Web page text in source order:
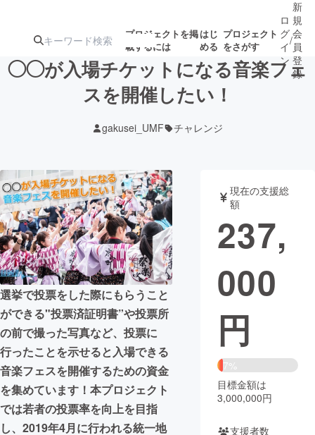
プロジェクトを掲
載するには
はじ
める
プロジェクト
をさがす
ジェクト
ロジェクト
アート・写真 音楽
テクノロジー・ガジェット ゲーム・サ
映像・映画
ビジネス・起業
まちづくり・地域活性化
CAMPFIRE for Social Good
CAMPFIRE Creation
CAMPFIREふるさと納税
コミュニティ
ロ
グ
イ
ン
/
新
規
会
員
登
録
◯◯が入場チケットになる音楽フェ
スを開催したい！
gakusei_UMF チャレンジ
選挙で投票をした際にもらうこと
ができる"投票済証明書”や投票所
の前で撮った写真など、投票に
行ったことを示せると入場できる
音楽フェスを開催するための資金
を集めています！本プロジェクト
では若者の投票率を向上を目指
し、2019年4月に行われる統一地
現在の支援総
額
237,
000
円
7%
目標金額は
3,000,000円
支援者数